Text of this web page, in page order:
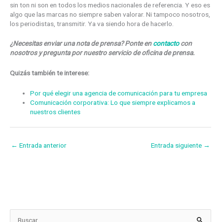
sin ton ni son en todos los medios nacionales de referencia. Y eso es
algo que las marcas no siempre saben valorar. Ni tampoco nosotros,
los periodistas, transmitir. Ya va siendo hora de hacerlo.
¿Necesitas enviar una nota de prensa? Ponte encontactocon
nosotros y pregunta por nuestro servicio de oficina de prensa.
Quizás también te interese:
Por qué elegir una agencia de comunicación para tu empresa
Comunicación corporativa: Lo que siempre explicamos a
nuestros clientes
← Entrada anterior Entrada siguiente →